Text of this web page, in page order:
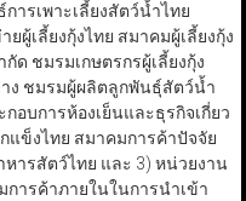
ารเพาะเลี้ยงสัตว์น้ำไทย
ผู้เลี้ยงกุ้งไทย สมาคมผู้เลี้ยงกุ้ง
ด ชมรมเกษตรกรผู้เลี้ยงกุ้ง
าง ชมรมผู้ผลิตลูกพันธุ์สัตว์น้ำ
อบการห้องเย็นและธุรกิจเกี่ยว
แข็งไทย สมาคมการค้าปัจจัย
ารสัตว์ไทย และ 3) หน่วยงาน
การค้าภายในในการนำเข้า